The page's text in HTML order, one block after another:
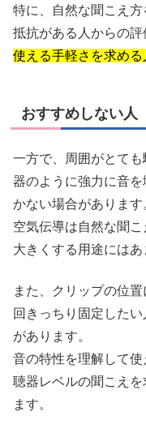
特に、自然な聞こえ
抵抗がある人からの評
使える手軽さを求め
おすすめしない人
一方で、周囲がとて
器のように強力に音
かない場合があります
空気伝導は自然な聞
大きくする用途にはあ
また、クリップの位
回きっちり固定した
があります。
音の特性を理解して
聴器レベルの聞こえ
ます。